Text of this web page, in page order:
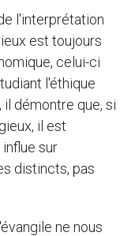
l'interprétation
est toujours
celui-ci
l'éthique
démontre que, si
il est
sur
distincts, pas
ne nous